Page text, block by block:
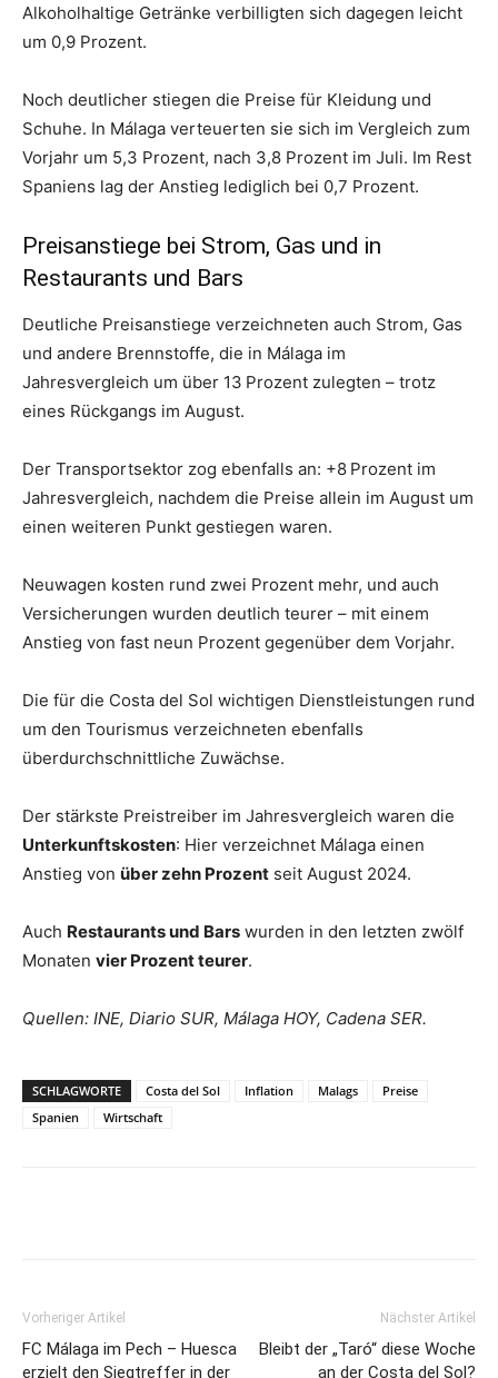
Alkoholhaltige Getränke verbilligten sich dagegen leicht
um 0,9 Prozent.
Noch deutlicher stiegen die Preise für Kleidung und
Schuhe. In Málaga verteuerten sie sich im Vergleich zum
Vorjahr um 5,3 Prozent, nach 3,8 Prozent im Juli. Im Rest
Spaniens lag der Anstieg lediglich bei 0,7 Prozent.
Preisanstiege bei Strom, Gas und in
Restaurants und Bars
Deutliche Preisanstiege verzeichneten auch Strom, Gas
und andere Brennstoffe, die in Málaga im
Jahresvergleich um über 13 Prozent zulegten – trotz
eines Rückgangs im August.
Der Transportsektor zog ebenfalls an: +8 Prozent im
Jahresvergleich, nachdem die Preise allein im August um
einen weiteren Punkt gestiegen waren.
Neuwagen kosten rund zwei Prozent mehr, und auch
Versicherungen wurden deutlich teurer – mit einem
Anstieg von fast neun Prozent gegenüber dem Vorjahr.
Die für die Costa del Sol wichtigen Dienstleistungen rund
um den Tourismus verzeichneten ebenfalls
überdurchschnittliche Zuwächse.
Der stärkste Preistreiber im Jahresvergleich waren die
Unterkunftskosten: Hier verzeichnet Málaga einen
Anstieg von über zehn Prozent seit August 2024.
Auch Restaurants und Bars wurden in den letzten zwölf
Monaten vier Prozent teurer.
Quellen: INE, Diario SUR, Málaga HOY, Cadena SER.
SCHLAGWORTE Costa del Sol Inflation Malags
Preise
Spanien
Wirtschaft
Vorheriger Artikel
FC Málaga im Pech – Huesca
erzielt den Siegtreffer in der
Nächster Artikel
Bleibt der „Taró“ diese Woche
an der Costa del Sol?